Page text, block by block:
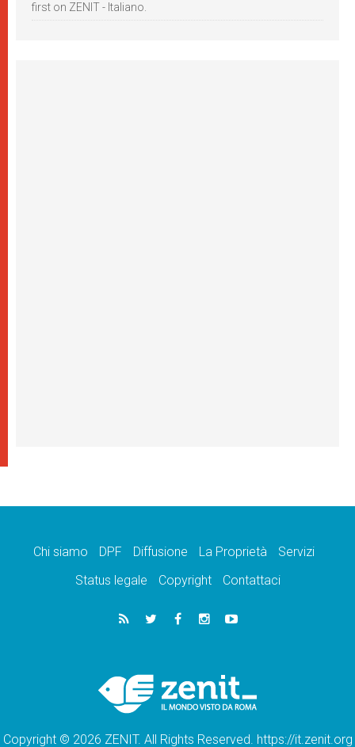
first on ZENIT - Italiano.
Chi siamo DPF Diffusione La Proprietà
Servizi
Status legale
Copyright Contattaci
Copyright © 2026 ZENIT. All Rights Reserved. https://it.zenit.org